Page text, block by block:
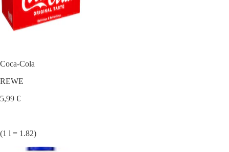
Coca-Cola
REWE
5,99 €
(1 l = 1.82)